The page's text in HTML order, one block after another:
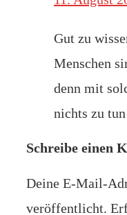
Gut zu
Menschen
denn mit
nichts zu tun
Schreibe einen
Deine E-Mail-
veröffentlicht.